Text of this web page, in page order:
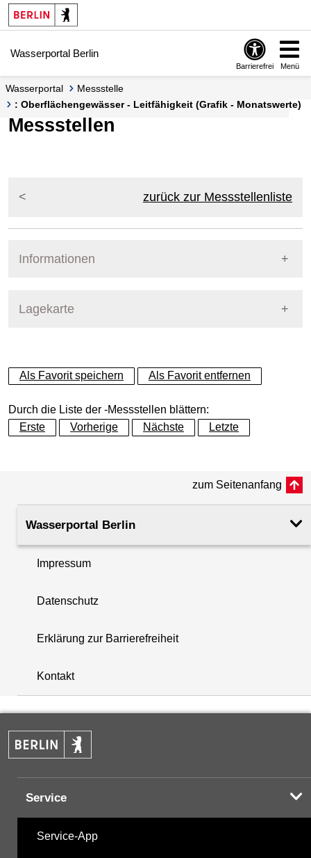
Springe zur Navigation
Springe zum Inhalt
Wasserportal Berlin
Barrierefrei Menü
Wasserportal
Messstelle
: Oberflächengewässer - Leitfähigkeit (Grafik - Monatswerte)
Messstellen
zurück zur Messstellenliste
Informationen
Lagekarte
+
−
+
−
Als Favorit speichern Als Favorit entfernen
Durch die Liste der -Messstellen blättern:
Erste
Vorherige Nächste Letzte
zum Seitenanfang
Wasserportal Berlin
Impressum
Datenschutz
Erklärung zur Barrierefreiheit
Kontakt
Service
Service-App